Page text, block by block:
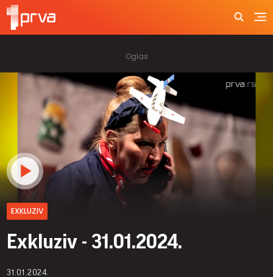
EXKLUZIV
Exkluziv - 31.01.2024.
31.01.2024.